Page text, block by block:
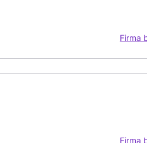
Firma
Firma